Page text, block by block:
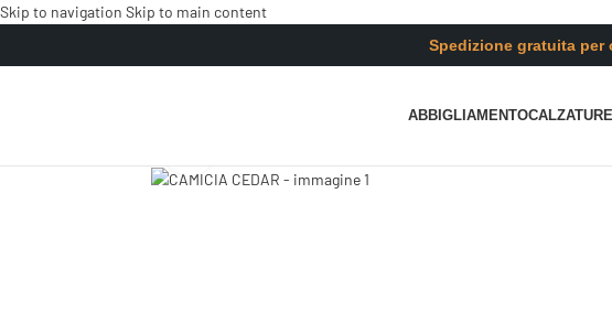
contenuto
Skip to navigation Skip to main content
Spedizione gratuita per
ABBIGLIAMENTOCALZATURE